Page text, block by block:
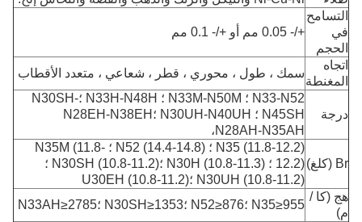
التسامح
في
الحجم
+/- 0.05 مم أو +/- 0.1 مم
اتجاه
المغنطة
سمك ، طول ، محوري ، قطر ، شعاعي ، متعدد الأقطاب
درجة
N33-N52 ؛ N33M-N50M ؛ N33H-N48H ؛N30SH-
N45SH ؛ N30UH-N40UH ؛N28EH-N38EH
،N28AH-N35AH
Br (كلغ)
N35 (11.8-12.2) ؛ N52 (14.4-14.8) ؛ N35M (11.8-
12.2) ؛ N30H (10.8-11.3) ؛N30SH (10.8-11.2) ؛
N30UH (10.8-11.2) ؛U30EH (10.8-11.2)
هج (كا /
م)
N35≥955 ؛N52≥876 ؛N30SH≥1353 ؛N33AH≥2785